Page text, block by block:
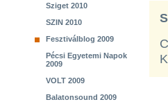
Sziget 2010
SZIN 2010
Fesztiválblog 2009
Pécsi Egyetemi Napok
2009
VOLT 2009
Balatonsound 2009